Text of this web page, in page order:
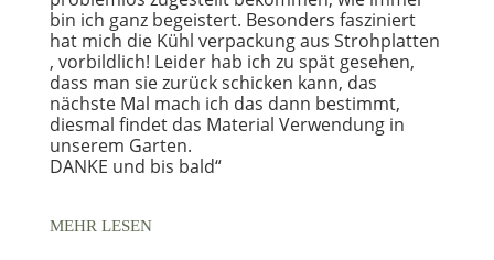
bin ich ganz begeistert. Besonders fasziniert
hat mich die Kühl verpackung aus Strohplatten
, vorbildlich! Leider hab ich zu spät gesehen,
dass man sie zurück schicken kann, das
nächste Mal mach ich das dann bestimmt,
diesmal findet das Material Verwendung in
unserem Garten.
DANKE und bis bald“
MEHR LESEN